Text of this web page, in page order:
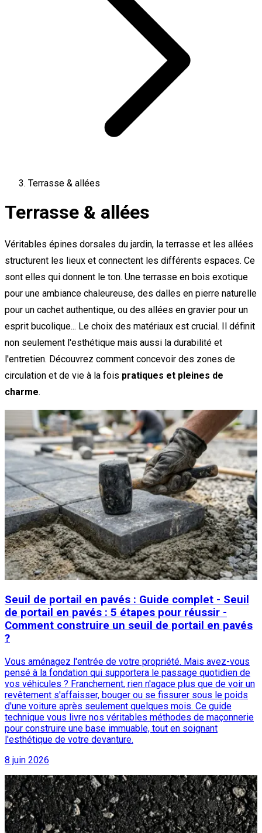
Terrasse & allées
Terrasse & allées
Véritables épines dorsales du jardin, la terrasse et les allées
structurent les lieux et connectent les différents espaces. Ce
sont elles qui donnent le ton. Une terrasse en bois exotique
pour une ambiance chaleureuse, des dalles en pierre naturelle
pour un cachet authentique, ou des allées en gravier pour un
esprit bucolique... Le choix des matériaux est crucial. Il définit
non seulement l'esthétique mais aussi la durabilité et
l'entretien. Découvrez comment concevoir des zones de
circulation et de vie à la fois pratiques et pleines de
charme.
Seuil de portail en pavés : Guide complet - Seuil
de portail en pavés : 5 étapes pour réussir -
Comment construire un seuil de portail en pavés
?
Vous aménagez l'entrée de votre propriété. Mais avez-vous
pensé à la fondation qui supportera le passage quotidien de
vos véhicules ? Franchement, rien n'agace plus que de voir un
revêtement s'affaisser, bouger ou se fissurer sous le poids
d'une voiture après seulement quelques mois. Ce guide
technique vous livre nos véritables méthodes de maçonnerie
pour construire une base immuable, tout en soignant
l'esthétique de votre devanture.
8 juin 2026